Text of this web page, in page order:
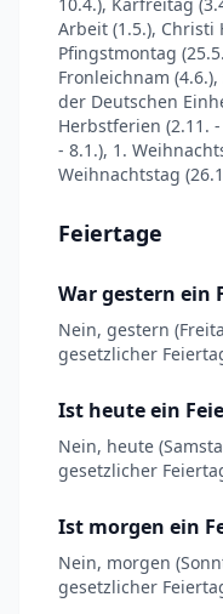
Arbeit (1.5.), Christi
Pfingstmontag
Fronleichnam
der Deutschen
Herbstferien (2.11.
- 8.1.), 1.
Weihnachtstag
Feiertage
War gestern ein
Nein, gestern
gesetzlicher
Ist heute ein
Nein, heute
gesetzlicher
Ist morgen ein
Nein, morgen
gesetzlicher